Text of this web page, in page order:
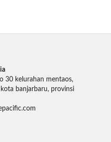
30 kelurahan mentaos,
banjarbaru, provinsi